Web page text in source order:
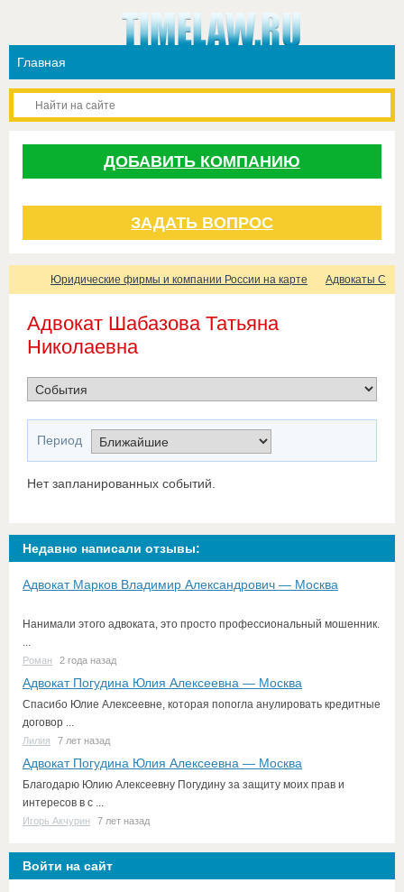
ДОБАВИТЬ КОМПАНИЮ
ЗАДАТЬ ВОПРОС
Юридические фирмы и компании России на карте Адвокаты
Адвокат Шабазова Татьяна
Николаевна
Период
Нет запланированных событий.
Недавно написали отзывы:
Адвокат Марков Владимир Александрович — Москва
Нанимали этого адвоката, это просто профессиональный мошенник.
...
Роман 2 года назад
Адвокат Погудина Юлия Алексеевна — Москва
Спасибо Юлие Алексеевне, которая попогла анулировать кредитные
договор ...
Лилия 7 лет назад
Адвокат Погудина Юлия Алексеевна — Москва
Благодарю Юлию Алексеевну Погудину за защиту моих прав и
интересов в с ...
Игорь Акчурин 7 лет назад
Войти на сайт